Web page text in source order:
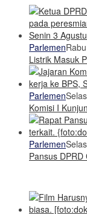
Parlemen
Listrik Masuk
Parlemen
Komisi I
Parlemen
Pansus